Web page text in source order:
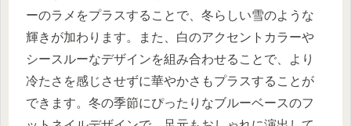
ーのラメをプラスすることで、冬らしい雪のような
輝きが加わります。また、白のアクセントカラーや
シースルーなデザインを組み合わせることで、より
冷たさを感じさせずに華やかさもプラスすることが
できます。冬の季節にぴったりなブルーベースのフ